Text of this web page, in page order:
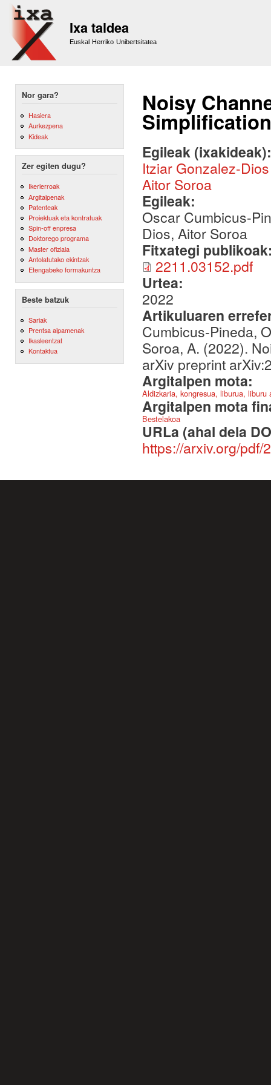
Ixa taldea
Euskal Herriko Unibertsitatea
Nor gara?
Hasiera
Aurkezpena
Kideak
Zer egiten dugu?
Ikerlerroak
Argitalpenak
Patenteak
Proiektuak eta kontratuak
Spin-off enpresa
Doktorego programa
Master ofiziala
Antolatutako ekintzak
Etengabeko formakuntza
Beste batzuk
Sariak
Prentsa aipamenak
Ikasleentzat
Kontaktua
Noisy
Simplification
Egileak
Itziar Gonzalez-Dios
Aitor Soroa
Egileak:
Oscar Cumbicus-
Dios, Aitor Soroa
Fitxategi
2211.03152.pdf
Urtea:
2022
Artikuluaren
Cumbicus-Pineda,
Soroa, A. (2022).
arXiv preprint
Argitalpen mota:
Aldizkaria, kongresua, liburua,
Argitalpen mota
Bestelakoa
URLa (ahal dela
https://arxiv.org/pdf/